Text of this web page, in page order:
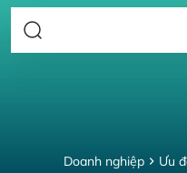
Doanh nghiệp Ưu